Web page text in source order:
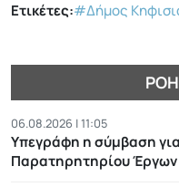
Ετικέτες:#Δήμος
06.08.2026 | 11:05
Υπεγράφη η σύμβαση
Παρατηρητηρίου Έργων